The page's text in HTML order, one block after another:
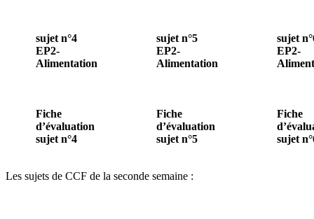
sujet n°4
EP2-
Alimentation
sujet n°5
EP2-
Alimentation
sujet
EP2-
Fiche
d’évaluation
sujet n°4
Fiche
d’évaluation
sujet n°5
Fiche
sujet
Les sujets de CCF de la seconde semaine :